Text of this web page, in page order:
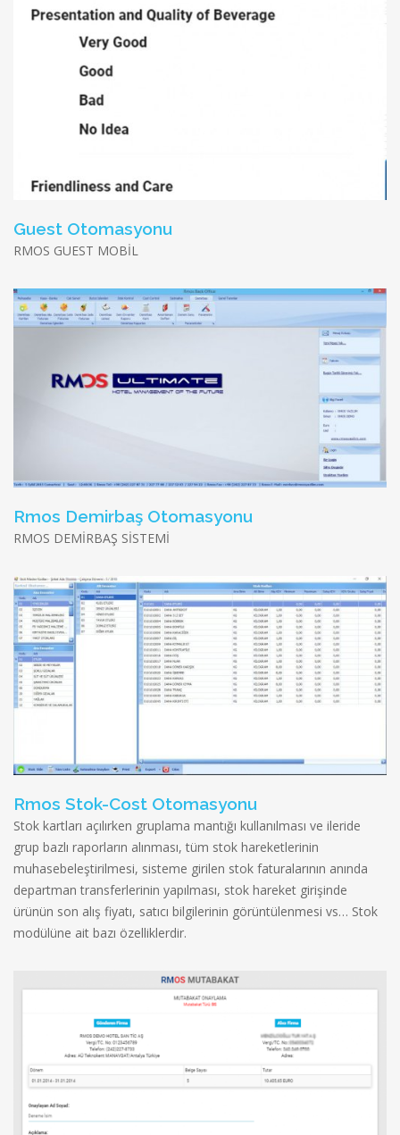
Guest Otomasyonu
RMOS GUEST MOBİL
Rmos Demirbaş Otomasyonu
RMOS DEMİRBAŞ SİSTEMİ
Rmos Stok-Cost Otomasyonu
Stok kartları açılırken gruplama mantığı kullanılması ve ileride
grup bazlı raporların alınması, tüm stok hareketlerinin
muhasebeleştirilmesi, sisteme girilen stok faturalarının anında
departman transferlerinin yapılması, stok hareket girişinde
ürünün son alış fiyatı, satıcı bilgilerinin görüntülenmesi vs… Stok
modülüne ait bazı özelliklerdir.